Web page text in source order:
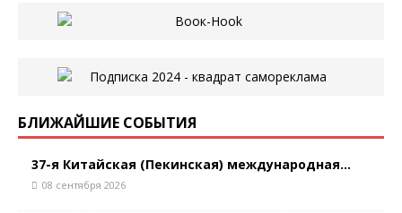
БЛИЖАЙШИЕ СОБЫТИЯ
37-я Китайская (Пекинская) международная...
08 сентября 2026